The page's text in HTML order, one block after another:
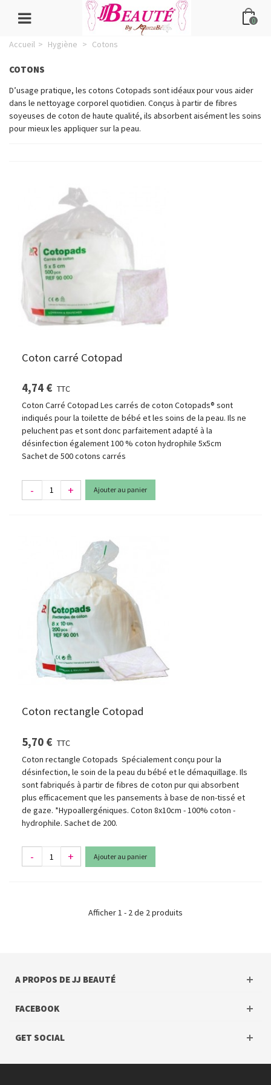
0
Accueil > Hygiène > Cotons
COTONS
D’usage pratique, les cotons Cotopads sont idéaux pour vous aider
dans le nettoyage corporel quotidien. Conçus à partir de fibres
soyeuses de coton de haute qualité, ils absorbent aisément les soins
pour mieux les appliquer sur la peau.
Coton carré Cotopad
4,74 € TTC
Coton Carré Cotopad Les carrés de coton Cotopads® sont
indiqués pour la toilette de bébé et les soins de la peau. Ils ne
peluchent pas et sont donc parfaitement adapté à la
désinfection également 100 % coton hydrophile 5x5cm
Sachet de 500 cotons carrés
- + Ajouter au panier
Coton rectangle Cotopad
5,70 € TTC
Coton rectangle Cotopads Spécialement conçu pour la
désinfection, le soin de la peau du bébé et le démaquillage. Ils
sont fabriqués à partir de fibres de coton pur qui absorbent
plus efficacement que les pansements à base de non-tissé et
de gaze. *Hypoallergéniques. Coton 8x10cm - 100% coton -
hydrophile. Sachet de 200.
- + Ajouter au panier
Afficher 1 - 2 de 2 produits
A PROPOS DE JJ BEAUTÉ
FACEBOOK
GET SOCIAL